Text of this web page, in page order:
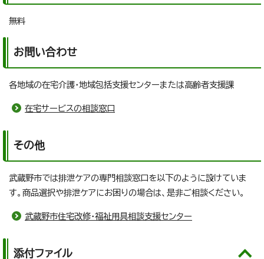
無料
お問い合わせ
各地域の在宅介護・地域包括支援センターまたは高齢者支援課
在宅サービスの相談窓口
その他
武蔵野市では排泄ケアの専門相談窓口を以下のように設けていま
す。商品選択や排泄ケアにお困りの場合は、是非ご相談ください。
武蔵野市住宅改修・福祉用具相談支援センター
添付ファイル